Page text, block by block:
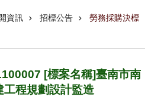
資訊 招標公告 勞務採購決標
[標案名稱]臺南市南
工程規劃設計監造